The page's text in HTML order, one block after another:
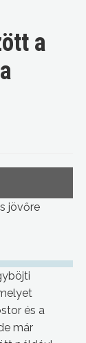
a
jövőre
és a
már